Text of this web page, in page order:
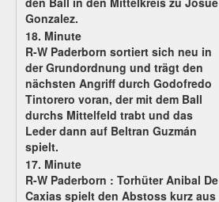
Gonzalez.
18. Minute
R-W Paderborn sortiert sich neu in
der Grundordnung und trägt den
nächsten Angriff durch Godofredo
Tintorero voran, der mit dem Ball
durchs Mittelfeld trabt und das
Leder dann auf Beltran Guzmán
spielt.
17. Minute
R-W Paderborn : Torhüter Anibal De
Caxias spielt den Abstoss kurz aus